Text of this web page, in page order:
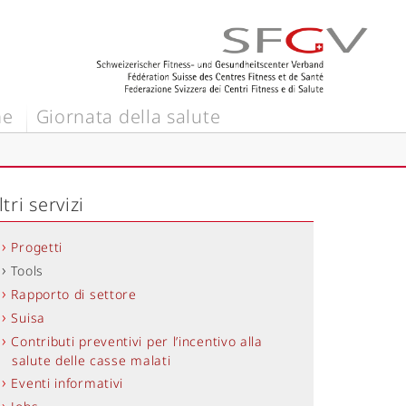
Giornata della salute
servizi
Progetti
Tools
Rapporto di settore
Suisa
Contributi preventivi per l’incentivo alla
salute delle casse malati
Eventi informativi